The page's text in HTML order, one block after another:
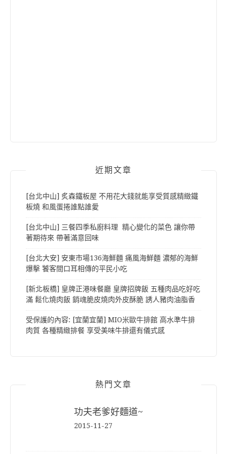
近期文章
[台北中山] 炙森鐵板屋 不用花大錢就能享受質感精緻鐵
板燒 和風蛋捲誰點誰愛
[台北中山] 三餐四季私廚料理 精心變化的菜色 讓你帶
著期待來 帶著滿意回味
[台北大安] 安東市場136海鮮麵 痛風海鮮麵 濃郁的海鮮
爆擊 饕客間口耳相傳的平民小吃
[新北板橋] 皇牌正港味餐廳 皇牌招牌飯 五種肉品吃好吃
滿 鬆化燒肉飯 銷魂脆皮燒肉外皮酥脆 誘人豬肉油脂香
受保護的內容: [宜蘭宜蘭] MIO米歐牛排館 高水準牛排
肉質 各種精緻排餐 享受美味牛排還有儀式感
熱門文章
功夫老爹好麵道~
2015-11-27